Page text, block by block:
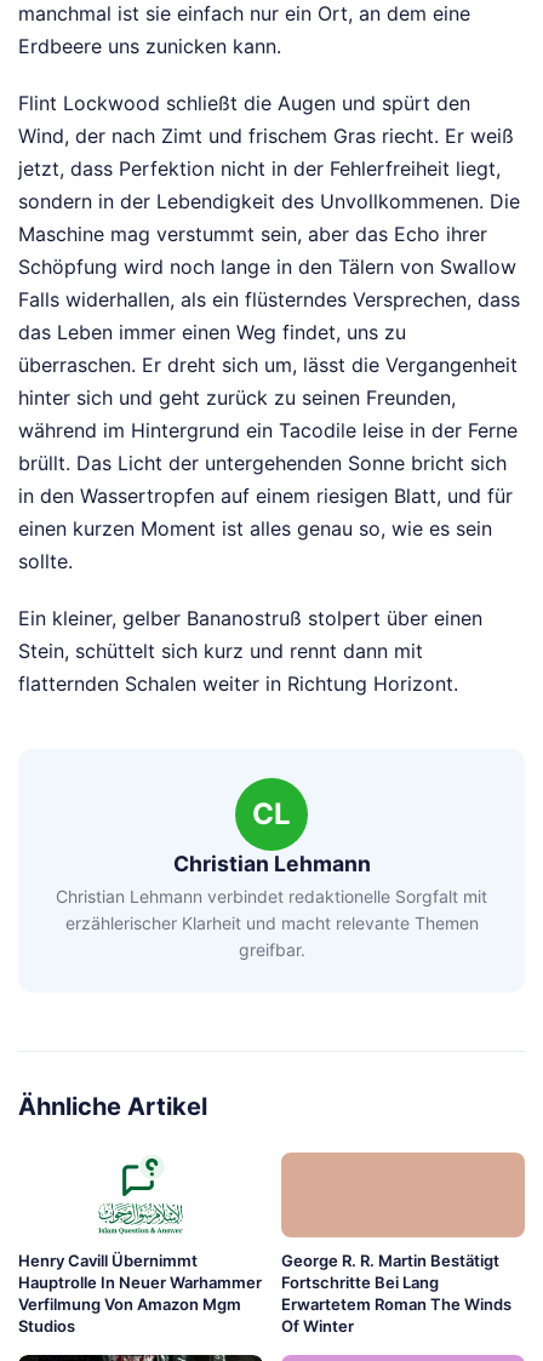
manchmal ist sie einfach nur ein Ort, an dem eine
Erdbeere uns zunicken kann.
Flint Lockwood schließt die Augen und spürt den
Wind, der nach Zimt und frischem Gras riecht. Er weiß
jetzt, dass Perfektion nicht in der Fehlerfreiheit liegt,
sondern in der Lebendigkeit des Unvollkommenen. Die
Maschine mag verstummt sein, aber das Echo ihrer
Schöpfung wird noch lange in den Tälern von Swallow
Falls widerhallen, als ein flüsterndes Versprechen, dass
das Leben immer einen Weg findet, uns zu
überraschen. Er dreht sich um, lässt die Vergangenheit
hinter sich und geht zurück zu seinen Freunden,
während im Hintergrund ein Tacodile leise in der Ferne
brüllt. Das Licht der untergehenden Sonne bricht sich
in den Wassertropfen auf einem riesigen Blatt, und für
einen kurzen Moment ist alles genau so, wie es sein
sollte.
Ein kleiner, gelber Bananostruß stolpert über einen
Stein, schüttelt sich kurz und rennt dann mit
flatternden Schalen weiter in Richtung Horizont.
CL
Christian Lehmann
Christian Lehmann verbindet redaktionelle Sorgfalt mit
erzählerischer Klarheit und macht relevante Themen
greifbar.
Ähnliche Artikel
Henry Cavill Übernimmt
Hauptrolle In Neuer Warhammer
Verfilmung Von Amazon Mgm
Studios
George R. R. Martin Bestätigt
Fortschritte Bei Lang
Erwartetem Roman The Winds
Of Winter